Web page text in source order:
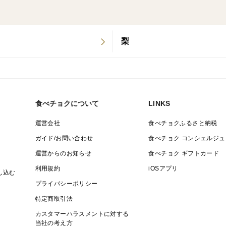
梨
込む
食べチョクについて
運営会社
ガイド/お問い合わせ
運営からのお知らせ
利用規約
プライバシーポリシー
特定商取引法
カスタマーハラスメントに対する
当社の考え方
LINKS
食べチョクふるさと納税
食べチョク コンシェルジュ
食べチョク ギフトカード
iOSアプリ